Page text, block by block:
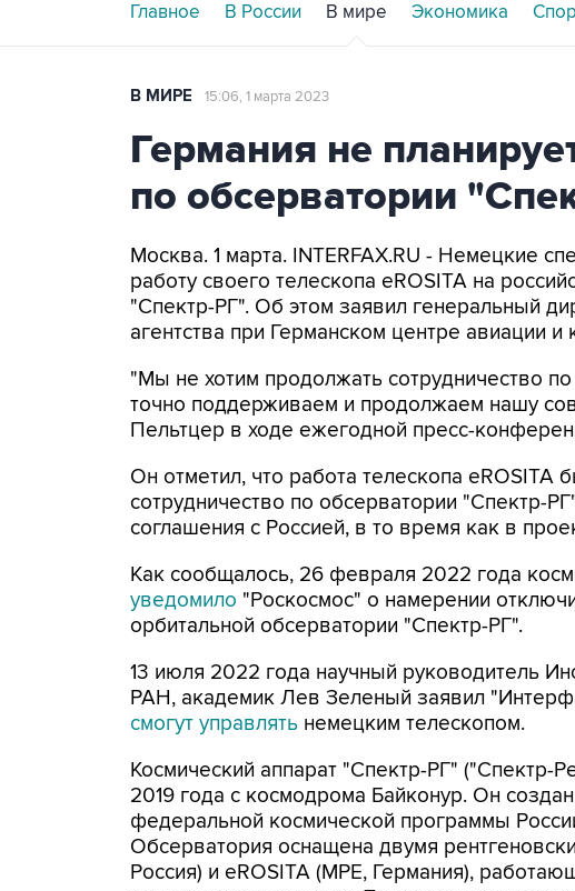
Главное В России В мире Экономика
В МИРЕ 15:06, 1 марта 2023
Германия не
по обсерватории
Москва. 1 марта. INTERFAX.RU - Немецкие
работу своего телескопа eROSITA на
"Спектр-РГ". Об этом заявил генеральный
агентства при Германском центре авиации
"Мы не хотим продолжать сотрудничество
точно поддерживаем и продолжаем нашу
Пельтцер в ходе ежегодной пресс-
Он отметил, что работа телескопа eROSITA
сотрудничество по обсерватории "Спектр-
соглашения с Россией, в то время как в
Как сообщалось, 26 февраля 2022 года
уведомило "Роскосмос" о намерении
орбитальной обсерватории "Спектр-РГ".
13 июля 2022 года научный руководитель
РАН, академик Лев Зеленый заявил
смогут управлять немецким телескопом.
Космический аппарат "Спектр-РГ" ("Спектр-
2019 года с космодрома Байконур. Он
федеральной космической программы
Обсерватория оснащена двумя
Россия) и eROSITA (MPE, Германия),